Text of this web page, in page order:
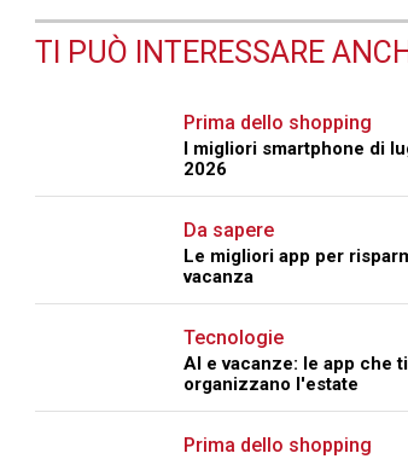
TI PUÒ INTERESSARE
Prima dello shopping
I migliori smartphone di
2026
Da sapere
Le migliori app per
vacanza
Tecnologie
AI e vacanze: le app che ti
organizzano l'estate
Prima dello shopping